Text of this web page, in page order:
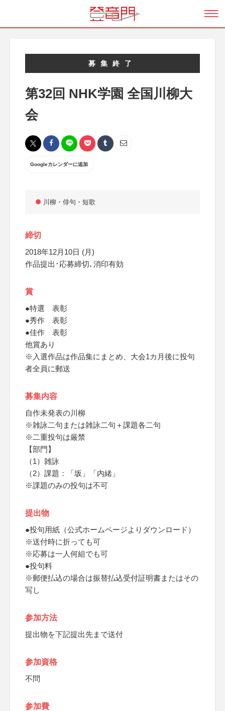
募集終了
第32回 NHK学園 全国川柳大
会
Googleカレンダーに追加
川柳・俳句・短歌
締切
2018年12月10日 (月)
作品提出･応募締切､消印有効
賞
●特選 表彰
●秀作 表彰
●佳作 表彰
他賞あり
※入選作品は作品集にまとめ、大会1カ月後に投句
者全員に郵送
募集内容
自作未発表の川柳
※雑詠二句または雑詠二句＋課題各二句
※二重投句は厳禁
【部門】
（1）雑詠
（2）課題：「坂」「内緒」
※課題のみの投句は不可
提出物
●投句用紙（公式ホームページよりダウンロード）
※送付時に折っても可
※応募は一人何組でも可
●投句料
※郵便払込の場合は振替払込受付証明書またはその
写し
参加方法
提出物を下記提出先まで送付
参加資格
不問
参加費